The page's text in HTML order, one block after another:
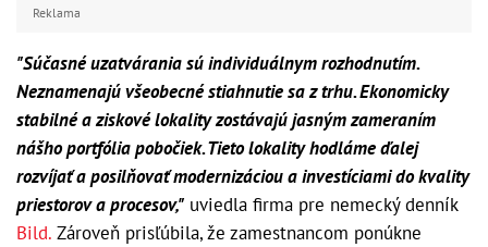
Reklama
"Súčasné uzatvárania sú individuálnym rozhodnutím.
Neznamenajú všeobecné stiahnutie sa z trhu. Ekonomicky
stabilné a ziskové lokality zostávajú jasným zameraním
nášho portfólia pobočiek. Tieto lokality hodláme ďalej
rozvíjať a posilňovať modernizáciou a investíciami do kvality
priestorov a procesov," uviedla firma pre nemecký denník
Bild. Zároveň prisľúbila, že zamestnancom ponúkne